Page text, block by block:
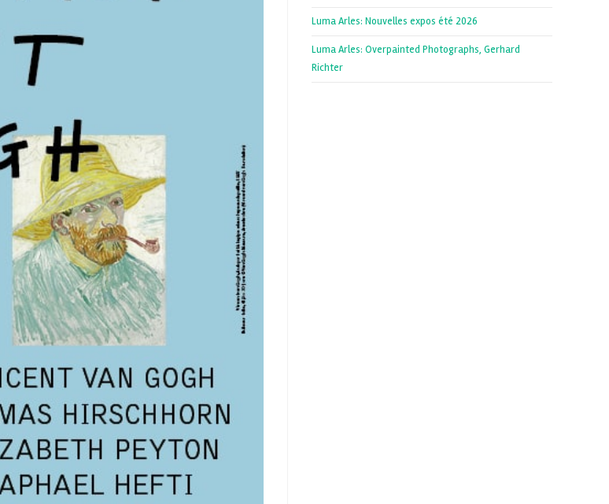
Luma Arles: Nouvelles expos été 2026
Luma Arles: Overpainted Photographs, Gerhard
Richter